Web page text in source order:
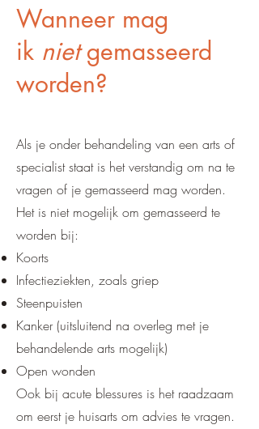
Wanneer mag
ik nietgemasseerd
worden?
Als je onder behandeling van een arts of
specialist staat is het verstandig om na te
vragen of je gemasseerd mag worden.
Het is niet mogelijk om gemasseerd te
worden bij:
Koorts
Infectieziekten, zoals griep
Steenpuisten
Kanker (uitsluitend na overleg met je
behandelende arts mogelijk)
Open wonden
Ook bij acute blessures is het raadzaam
om eerst je huisarts om advies te vragen.